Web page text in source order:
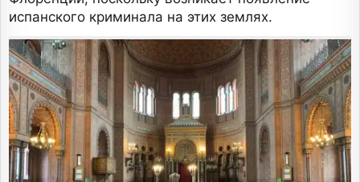
испанского криминала на этих землях.